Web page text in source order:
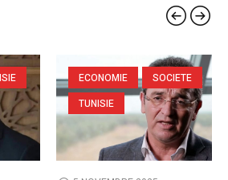
ECONOMIE
SOCIETE
TUNISIE